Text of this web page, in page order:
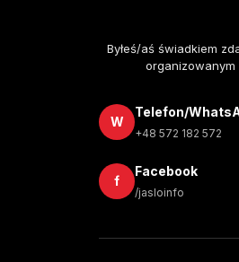
Byłeś/aś świadkiem
organizowanym
W
Telefon/
+48 572 182 572
f
Facebook
/jasloinfo